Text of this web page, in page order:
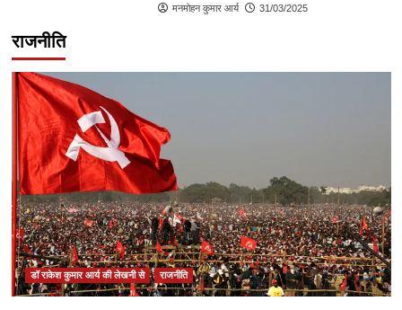
मनमोहन कुमार आर्य 31/03/2025
राजनीति
डॉ राकेश कुमार आर्य की लेखनी से राजनीति